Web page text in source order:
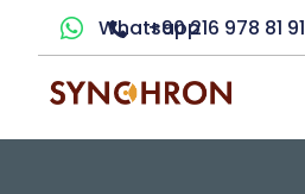
Whatsapp+90 216 978 81 91